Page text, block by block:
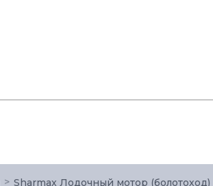
Sharmax Лодочный мотор (болотоход)